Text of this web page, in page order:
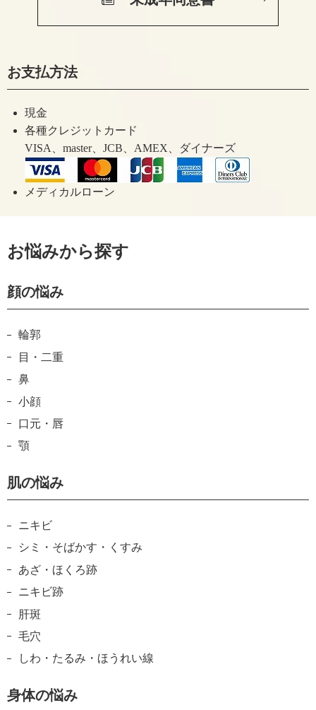
お支払方法
現金
各種クレジットカード
VISA、master、JCB、AMEX、ダイナーズ
メディカルローン
お悩みから探す
顔の悩み
輪郭
目・二重
鼻
小顔
口元・唇
顎
肌の悩み
ニキビ
シミ・そばかす・くすみ
あざ・ほくろ跡
ニキビ跡
肝斑
毛穴
しわ・たるみ・ほうれい線
身体の悩み